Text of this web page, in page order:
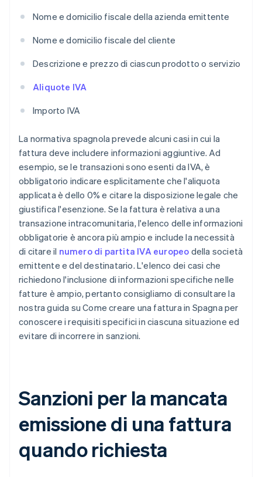
Nome e domicilio fiscale della azienda emittente
Nome e domicilio fiscale del cliente
Descrizione e prezzo di ciascun prodotto o servizio
Aliquote IVA
Importo IVA
La normativa spagnola prevede alcuni casi in cui la
fattura deve includere informazioni aggiuntive. Ad
esempio, se le transazioni sono esenti da IVA, è
obbligatorio indicare esplicitamente che l'aliquota
applicata è dello 0% e citare la disposizione legale che
giustifica l'esenzione. Se la fattura è relativa a una
transazione intracomunitaria, l'elenco delle informazioni
obbligatorie è ancora più ampio e include la necessità
di citare il numero di partita IVA europeo della società
emittente e del destinatario. L'elenco dei casi che
richiedono l'inclusione di informazioni specifiche nelle
fatture è ampio, pertanto consigliamo di consultare la
nostra guida su Come creare una fattura in Spagna per
conoscere i requisiti specifici in ciascuna situazione ed
evitare di incorrere in sanzioni.
Sanzioni per la mancata
emissione di una fattura
quando richiesta